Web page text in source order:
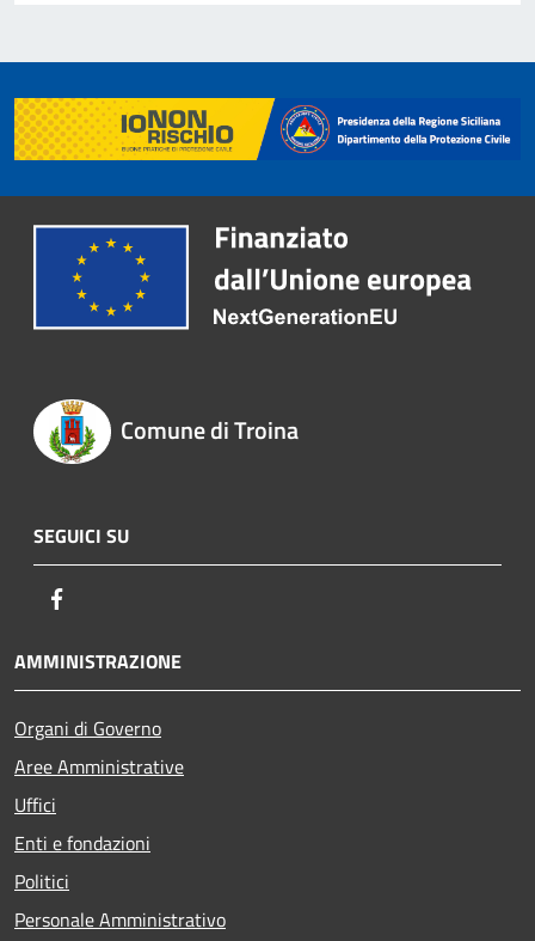
Comune di Troina
SEGUICI SU
AMMINISTRAZIONE
Organi di Governo
Aree Amministrative
Uffici
Enti e fondazioni
Politici
Personale Amministrativo